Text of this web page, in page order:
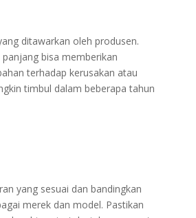
ditawarkan oleh produsen.
panjang bisa memberikan
terhadap kerusakan atau
timbul dalam beberapa tahun
yang sesuai dan bandingkan
merek dan model. Pastikan